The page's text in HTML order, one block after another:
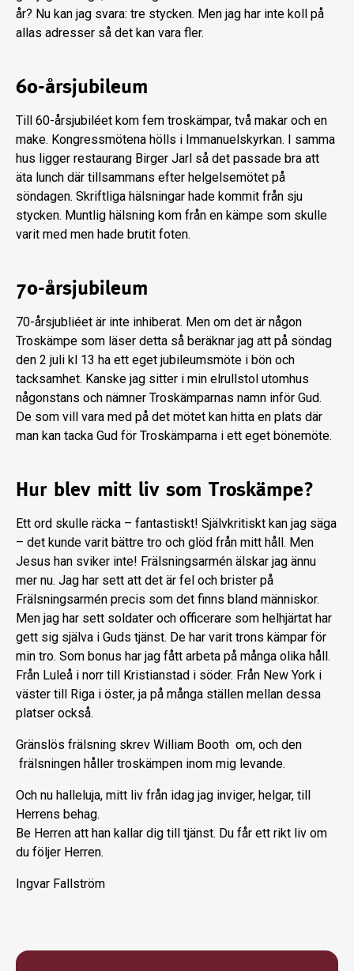
år? Nu kan jag svara: tre stycken. Men jag har inte koll på
allas adresser så det kan vara fler.
60-årsjubileum
Till 60-årsjubiléet kom fem troskämpar, två makar och en
make. Kongressmötena hölls i Immanuelskyrkan. I samma
hus ligger restaurang Birger Jarl så det passade bra att
äta lunch där tillsammans efter helgelsemötet på
söndagen. Skriftliga hälsningar hade kommit från sju
stycken. Muntlig hälsning kom från en kämpe som skulle
varit med men hade brutit foten.
70-årsjubileum
70-årsjubliéet är inte inhiberat. Men om det är någon
Troskämpe som läser detta så beräknar jag att på söndag
den 2 juli kl 13 ha ett eget jubileumsmöte i bön och
tacksamhet. Kanske jag sitter i min elrullstol utomhus
någonstans och nämner Troskämparnas namn inför Gud.
De som vill vara med på det mötet kan hitta en plats där
man kan tacka Gud för Troskämparna i ett eget bönemöte.
Hur blev mitt liv som Troskämpe?
Ett ord skulle räcka – fantastiskt! Självkritiskt kan jag säga
– det kunde varit bättre tro och glöd från mitt håll. Men
Jesus han sviker inte! Frälsningsarmén älskar jag ännu
mer nu. Jag har sett att det är fel och brister på
Frälsningsarmén precis som det finns bland människor.
Men jag har sett soldater och officerare som helhjärtat har
gett sig själva i Guds tjänst. De har varit trons kämpar för
min tro. Som bonus har jag fått arbeta på många olika håll.
Från Luleå i norr till Kristianstad i söder. Från New York i
väster till Riga i öster, ja på många ställen mellan dessa
platser också.
Gränslös frälsning skrev William Booth om, och den
frälsningen håller troskämpen inom mig levande.
Och nu halleluja, mitt liv från idag jag inviger, helgar, till
Herrens behag.
Be Herren att han kallar dig till tjänst. Du får ett rikt liv om
du följer Herren.
Ingvar Fallström